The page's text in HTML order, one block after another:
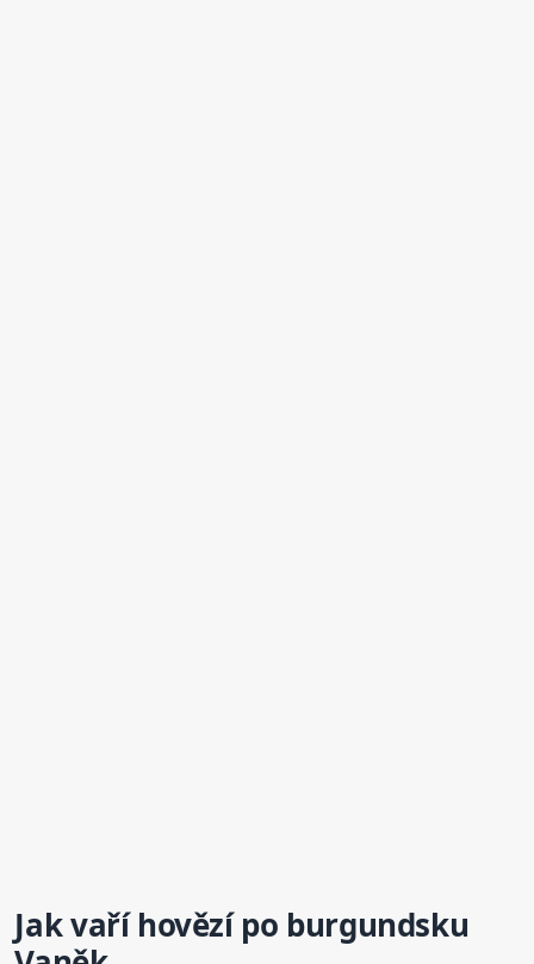
Jak vaří hovězípo burgundsku